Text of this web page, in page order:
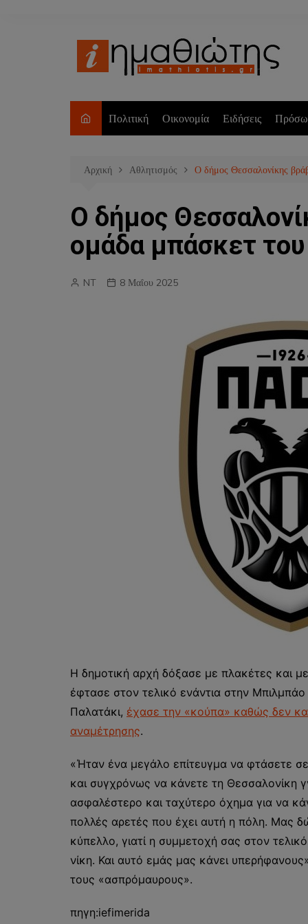
Πολιτική Οικονομία Ειδήσεις
Αρχική Αθλητισμός Ο δήμος Θεσσαλονίκης
Ο δήμος
ομάδα μπάσκετ
NT 8 Μαΐου 2025
Η δημοτική αρχή δόξασε με πλακέτες και
έφτασε στον τελικό ενάντια στην Μπιλμπάο
Παλατάκι, έχασε την «κούπα» καθώς δεν
αναμέτρησης.
«Ήταν ένα μεγάλο επίτευγμα να φτάσετε
και συγχρόνως να κάνετε τη Θεσσαλονίκη
ασφαλέστερο και ταχύτερο όχημα για να
πολλές αρετές που έχει αυτή η πόλη. Μας
κύπελλο, γιατί η συμμετοχή σας στον
νίκη. Και αυτό εμάς μας κάνει
τους «ασπρόμαυρους».
πηγη:iefimerida